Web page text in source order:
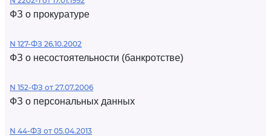
ФЗ о прокуратуре
N 127-ФЗ 26.10.2002
ФЗ о несостоятельности (банкротстве)
N 152-ФЗ от 27.07.2006
ФЗ о персональных данных
N 44-ФЗ от 05.04.2013